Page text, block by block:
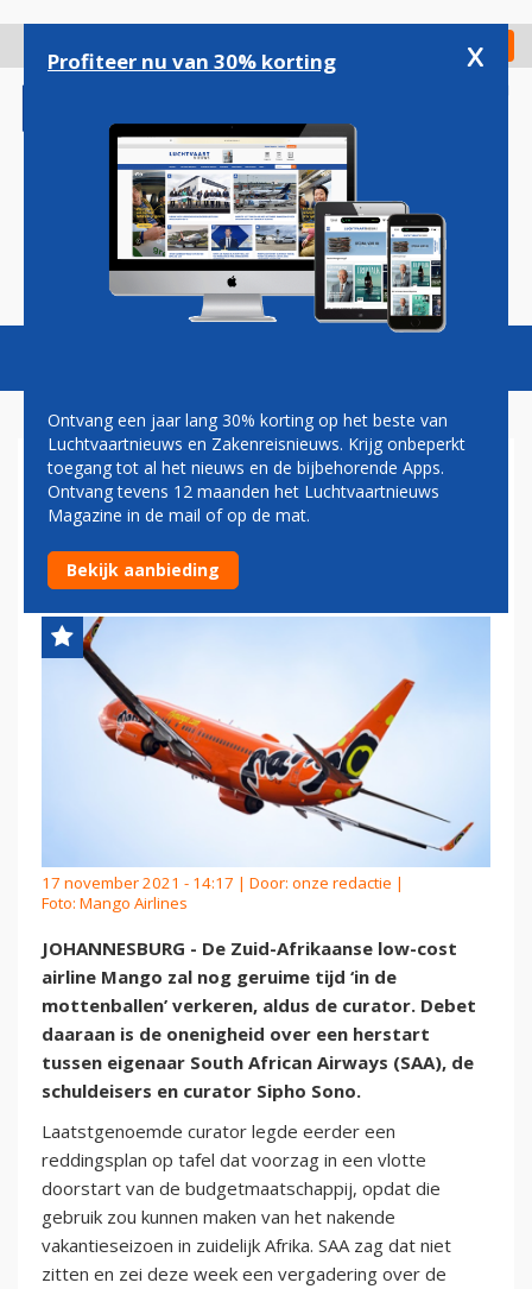
gaan
Check in
Magazine Podcasts Vacatures
MANGO BLIJFT AAN DE
GROND ZOLANG ER GEEN
INVESTEERDER IS GEVONDEN
17 november 2021 - 14:17 | Door: onze redactie |
Foto: Mango Airlines
JOHANNESBURG - De Zuid-Afrikaanse low-cost
airline Mango zal nog geruime tijd ‘in de
mottenballen’ verkeren, aldus de curator. Debet
daaraan is de onenigheid over een herstart
tussen eigenaar South African Airways (SAA), de
schuldeisers en curator Sipho Sono.
Laatstgenoemde curator legde eerder een
reddingsplan op tafel dat voorzag in een vlotte
doorstart van de budgetmaatschappij, opdat die
gebruik zou kunnen maken van het nakende
vakantieseizoen in zuidelijk Afrika. SAA zag dat niet
zitten en zei deze week een vergadering over de
Profiteer nu van 30% korting x
Ontvang een jaar lang 30% korting op het beste van
Luchtvaartnieuws en Zakenreisnieuws. Krijg onbeperkt
toegang tot al het nieuws en de bijbehorende Apps.
Ontvang tevens 12 maanden het Luchtvaartnieuws
Magazine in de mail of op de mat.
Bekijk aanbieding